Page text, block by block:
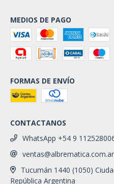
MEDIOS DE PAGO
FORMAS DE ENVÍO
CONTACTANOS
WhatsApp +54 9
ventas@albrematica.com.ar
Tucumán 1440 (1050)
República Argentina